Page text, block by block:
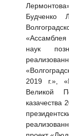
Будченко
наук
2019 г.»,
Великой
казачества